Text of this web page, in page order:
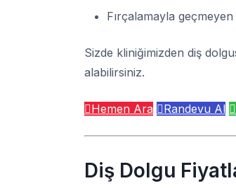
Fırçalamayla
Sizde kliniğimizden diş
alabilirsiniz.
Hemen Ara Randevu Al
Diş Dolgu